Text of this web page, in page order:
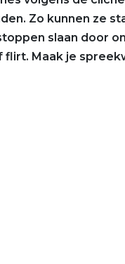
Zo kunnen ze
slaan door
flirt. Maak je